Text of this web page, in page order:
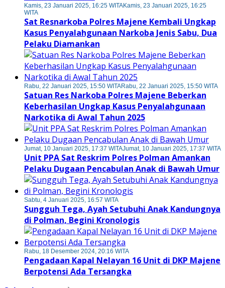
Kamis, 23 Januari 2025, 16:25 WITAKamis, 23 Januari 2025, 16:25
WITA
Sat Resnarkoba Polres Majene Kembali Ungkap
Kasus Penyalahgunaan Narkoba Jenis Sabu, Dua
Pelaku Diamankan
Rabu, 22 Januari 2025, 15:50 WITARabu, 22 Januari 2025, 15:50 WITA
Satuan Res Narkoba Polres Majene Beberkan
Keberhasilan Ungkap Kasus Penyalahgunaan
Narkotika di Awal Tahun 2025
Jumat, 10 Januari 2025, 17:37 WITAJumat, 10 Januari 2025, 17:37 WITA
Unit PPA Sat Reskrim Polres Polman Amankan
Pelaku Dugaan Pencabulan Anak di Bawah Umur
Sabtu, 4 Januari 2025, 16:57 WITA
Sungguh Tega, Ayah Setubuhi Anak Kandungnya
di Polman, Begini Kronologis
Rabu, 18 Desember 2024, 20:16 WITA
Pengadaan Kapal Nelayan 16 Unit di DKP Majene
Berpotensi Ada Tersangka